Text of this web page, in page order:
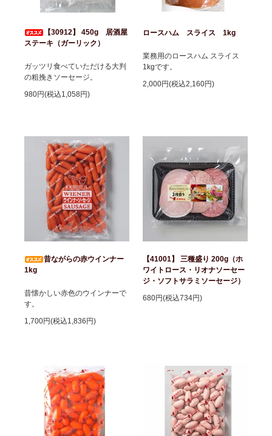
【30912】 450g 居酒屋
ステーキ（ガーリック）
ガッツリ食べていただける大判
の粗挽きソーセージ。
980円(税込1,058円)
ロースハム スライス 1kg
業務用のロースハム スライス
1kgです。
2,000円(税込2,160円)
昔ながらの赤ウインナー
1kg
昔懐かしい赤色のウインナーで
す。
1,700円(税込1,836円)
【41001】 三種盛り 200g（ホ
ワイトロース・リオナソーセー
ジ・ソフトサラミソーセージ）
680円(税込734円)